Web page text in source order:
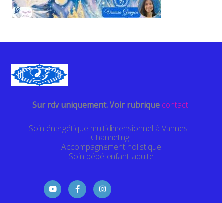
Sur rdv uniquement. Voir rubrique contact
Soin énergétique multidimensionnel à Vannes –
Channeling-
Accompagnement holistique
Soin bébé-enfant-adulte
Y
o
u
F
a
c
I
n
s